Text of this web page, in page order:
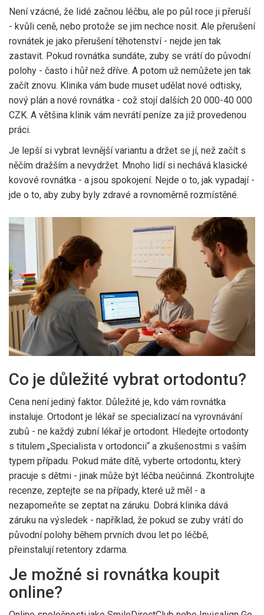
Není vzácné, že lidé začnou léčbu, ale po půl roce ji přeruší
- kvůli ceně, nebo protože se jim nechce nosit. Ale přerušení
rovnátek je jako přerušení těhotenství - nejde jen tak
zastavit. Pokud rovnátka sundáte, zuby se vrátí do původní
polohy - často i hůř než dříve. A potom už nemůžete jen tak
začít znovu. Klinika vám bude muset udělat nové odtisky,
nový plán a nové rovnátka - což stojí dalších 20 000-40 000
CZK. A většina klinik vám nevrátí peníze za již provedenou
práci.
Je lepší si vybrat levnější variantu a držet se jí, než začít s
něčím dražším a nevydržet. Mnoho lidí si nechává klasické
kovové rovnátka - a jsou spokojení. Nejde o to, jak vypadají -
jde o to, aby zuby byly zdravé a rovnoměrně rozmístěné.
Co je důležité vybrat ortodontu?
Cena není jediný faktor. Důležité je, kdo vám rovnátka
instaluje. Ortodont je lékař se specializací na vyrovnávání
zubů - ne každý zubní lékař je ortodont. Hledejte ortodonty
s titulem „Specialista v ortodoncii“ a zkušenostmi s vaším
typem případu. Pokud máte dítě, vyberte ortodontu, který
pracuje s dětmi - jinak může být léčba neúčinná. Zkontrolujte
recenze, zeptejte se na případy, které už měl - a
nezapomeňte se zeptat na záruku. Dobrá klinika dává
záruku na výsledek - například, že pokud se zuby vrátí do
původní polohy během prvních dvou let po léčbě,
přeinstalují retentory zdarma.
Je možné si rovnátka koupit
online?